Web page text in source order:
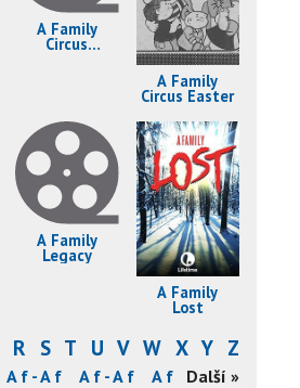
A Family
Circus
A Family
Circus Easter
A Family
Legacy
A Family
Lost
R S T U V W X Y Z
A f - A f A f - A f A f - A f A f - A f
Další »